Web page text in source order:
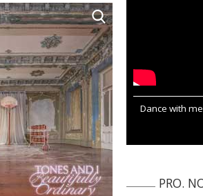
Dance with me
PRO.